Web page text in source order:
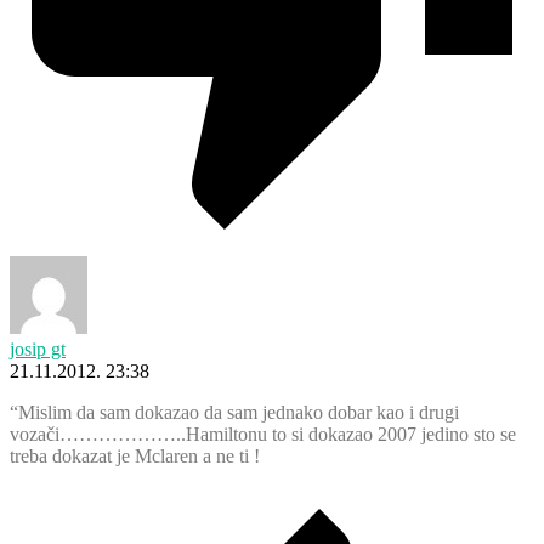
josip gt
21.11.2012. 23:38
“Mislim da sam dokazao da sam jednako dobar kao i drugi
vozači………………..Hamiltonu to si dokazao 2007 jedino sto se
treba dokazat je Mclaren a ne ti !